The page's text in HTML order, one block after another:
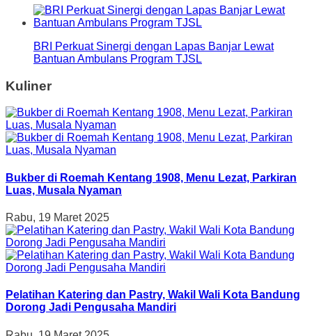
BRI Perkuat Sinergi dengan Lapas Banjar Lewat
Bantuan Ambulans Program TJSL
Kuliner
Bukber di Roemah Kentang 1908, Menu Lezat, Parkiran
Luas, Musala Nyaman
Rabu, 19 Maret 2025
Pelatihan Katering dan Pastry, Wakil Wali Kota Bandung
Dorong Jadi Pengusaha Mandiri